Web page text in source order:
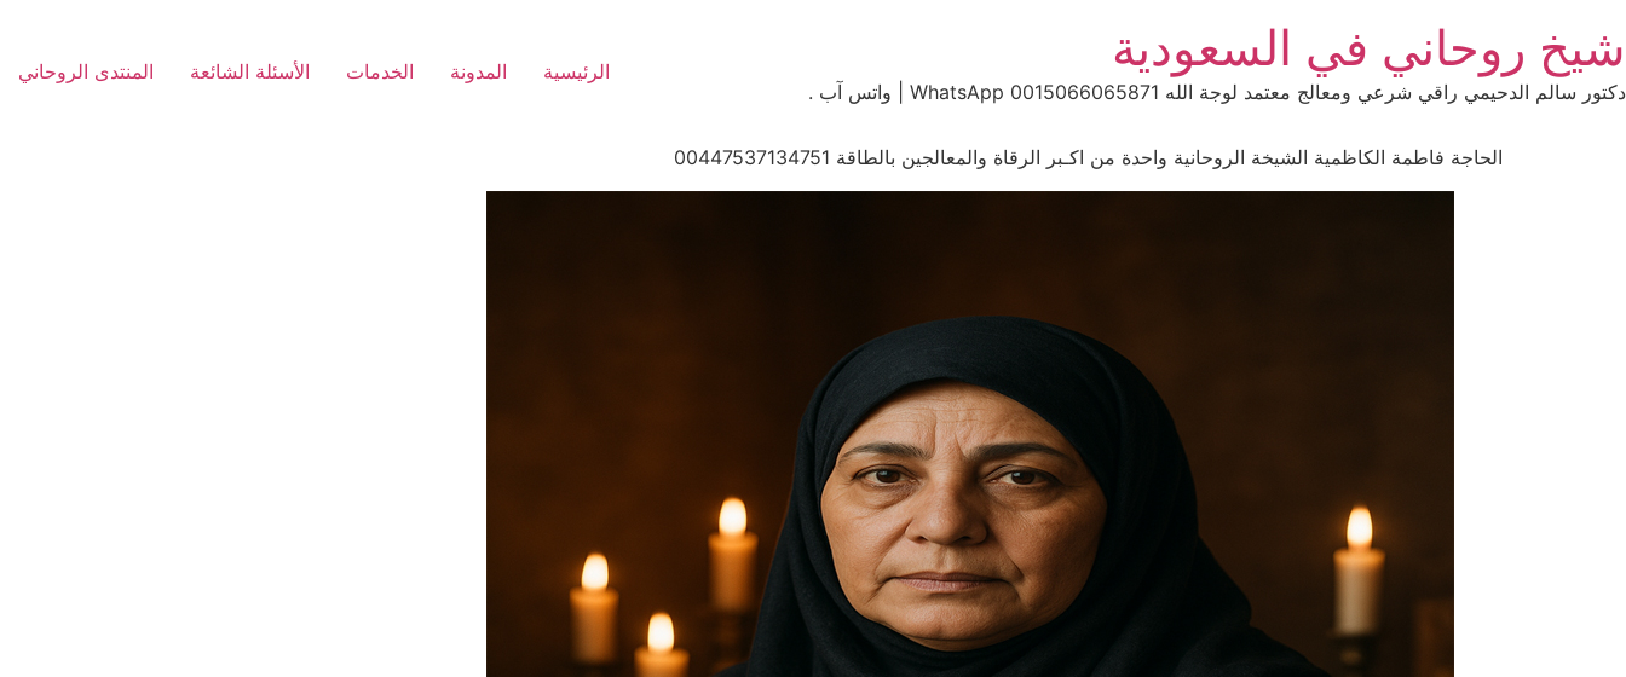
to
content
شيخ روحاني في السعودية
دكتور سالم الدحيمي راقي شرعي ومعالج معتمد لوجة الله 0015066065871 WhatsApp | واتس آب .
الرئيسية المدونة الخدمات الأسئلة الشائعة المنتدى الروحاني
الحاجة فاطمة الكاظمية الشيخة الروحانية واحدة من اكـبر الرقاة والمعالجين بالطاقة 00447537134751